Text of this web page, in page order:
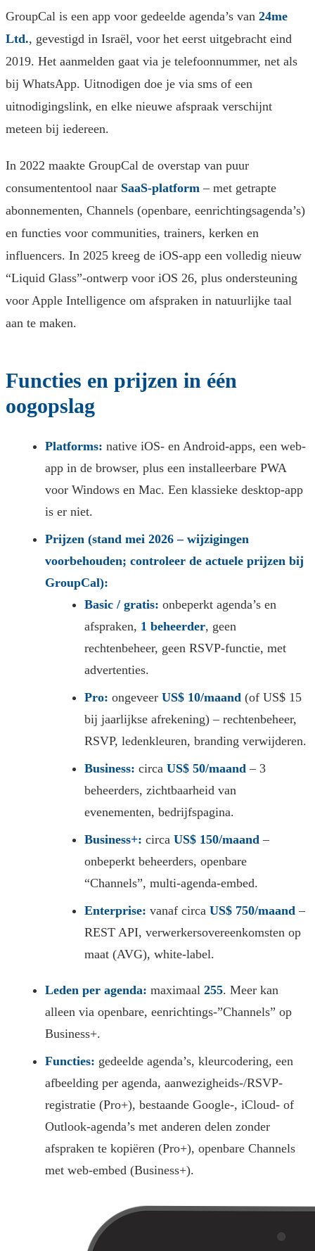
GroupCal is een app voor gedeelde agenda’s van 24me
Ltd., gevestigd in Israël, voor het eerst uitgebracht eind
2019. Het aanmelden gaat via je telefoonnummer, net als
bij WhatsApp. Uitnodigen doe je via sms of een
uitnodigingslink, en elke nieuwe afspraak verschijnt
meteen bij iedereen.
In 2022 maakte GroupCal de overstap van puur
consumententool naar SaaS-platform – met getrapte
abonnementen, Channels (openbare, eenrichtings­agenda’s)
en functies voor communities, trainers, kerken en
influencers. In 2025 kreeg de iOS-app een volledig nieuw
“Liquid Glass”-ontwerp voor iOS 26, plus ondersteuning
voor Apple Intelligence om afspraken in natuurlijke taal
aan te maken.
Functies en prijzen in één
oogopslag
Platforms: native iOS- en Android-apps, een web-
app in de browser, plus een installeerbare PWA
voor Windows en Mac. Een klassieke desktop-app
is er niet.
Prijzen (stand mei 2026 – wijzigingen
voorbehouden; controleer de actuele prijzen bij
GroupCal):
Basic / gratis: onbeperkt agenda’s en
afspraken, 1 beheerder, geen
rechtenbeheer, geen RSVP-functie, met
advertenties.
Pro: ongeveer US$ 10/maand (of US$ 15
bij jaarlijkse afrekening) – rechtenbeheer,
RSVP, ledenkleuren, branding verwijderen.
Business: circa US$ 50/maand – 3
beheerders, zichtbaarheid van
evenementen, bedrijfspagina.
Business+: circa US$ 150/maand –
onbeperkt beheerders, openbare
“Channels”, multi-agenda-embed.
Enterprise: vanaf circa US$ 750/maand –
REST API, verwerkersovereenkomsten op
maat (AVG), white-label.
Leden per agenda: maximaal 255. Meer kan
alleen via openbare, eenrichtings-”Channels” op
Business+.
Functies: gedeelde agenda’s, kleurcodering, een
afbeelding per agenda, aanwezigheids-/RSVP-
registratie (Pro+), bestaande Google-, iCloud- of
Outlook-agenda’s met anderen delen zonder
afspraken te kopiëren (Pro+), openbare Channels
met web-embed (Business+).